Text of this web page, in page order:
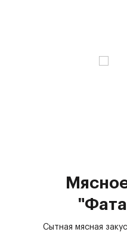
Сытная мясная